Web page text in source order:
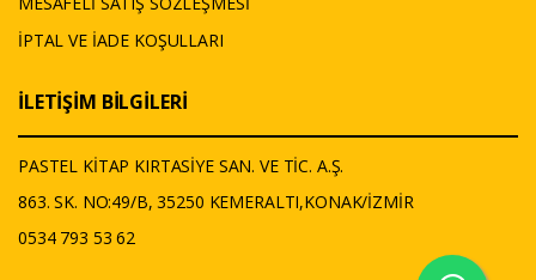
İPTAL VE İADE KOŞULLARI
İLETİŞİM BİLGİLERİ
PASTEL KİTAP KIRTASİYE SAN. VE TİC. A.Ş.
863. SK. NO:49/B, 35250 KEMERALTI,KONAK/İZMİR
0534 793 53 62